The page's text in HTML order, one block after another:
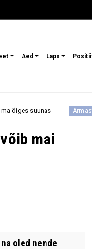
Aed Laps
Armastus Kas mõned
mai
oled nende